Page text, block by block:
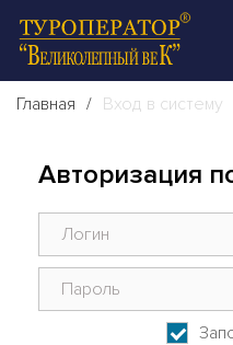
Главная Вход в систему
Авторизация